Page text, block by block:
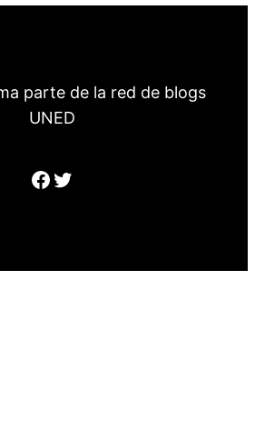
parte de la red de blogs
UNED
Facebook
Twitter